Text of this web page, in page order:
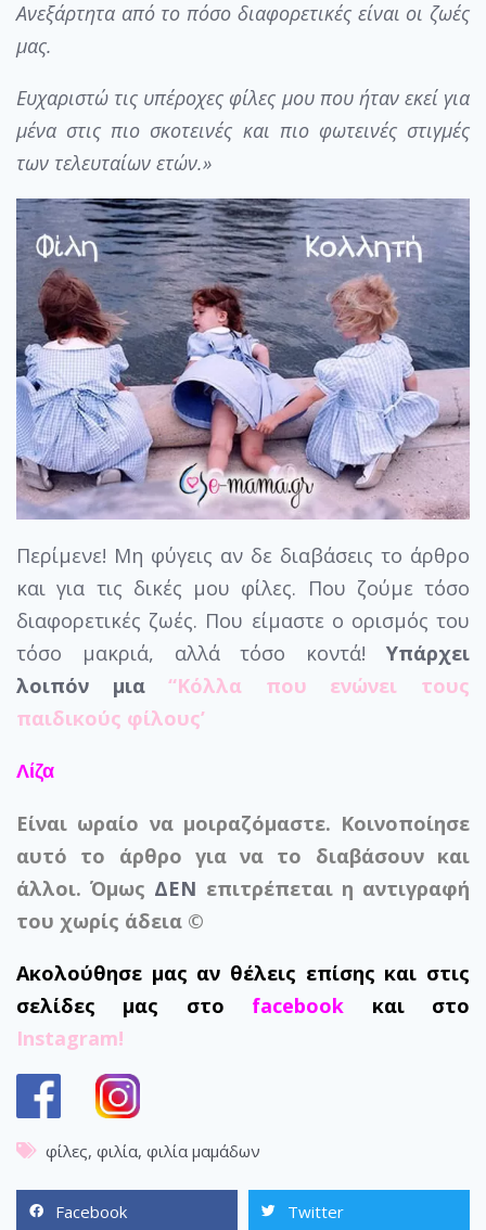
Ανεξάρτητα από το πόσο διαφορετικές είναι οι ζωές
μας.
Ευχαριστώ τις υπέροχες φίλες μου που ήταν εκεί για
μένα στις πιο σκοτεινές και πιο φωτεινές στιγμές
των τελευταίων ετών.»
Περίμενε! Μη φύγεις αν δε διαβάσεις το άρθρο
και για τις δικές μου φίλες. Που ζούμε τόσο
διαφορετικές ζωές. Που είμαστε ο ορισμός του
τόσο μακριά, αλλά τόσο κοντά! Υπάρχει
λοιπόν μια“Κόλλα που ενώνει τους
παιδικούς φίλους’
Λίζα
Είναι ωραίο να μοιραζόμαστε. Κοινοποίησε
αυτό το άρθρο για να το διαβάσουν και
άλλοι. Όμως ΔΕΝ επιτρέπεται η αντιγραφή
του χωρίς άδεια ©
Ακολούθησε μας αν θέλεις επίσης και στις
σελίδες μας στο
facebook και στο
Instagram!
φίλες, φιλία, φιλία μαμάδων
Facebook Twitter